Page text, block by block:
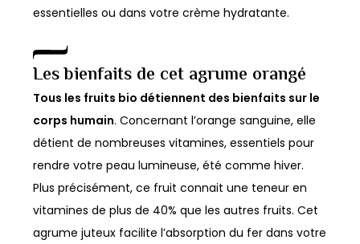
essentielles ou dans votre crème hydratante.
Les bienfaits de cet agrume orangé
Tous les fruits bio détiennent des bienfaits sur le
corps humain. Concernant l’orange sanguine, elle
détient de nombreuses vitamines, essentiels pour
rendre votre peau lumineuse, été comme hiver.
Plus précisément, ce fruit connait une teneur en
vitamines de plus de 40% que les autres fruits. Cet
agrume juteux facilite l’absorption du fer dans votre